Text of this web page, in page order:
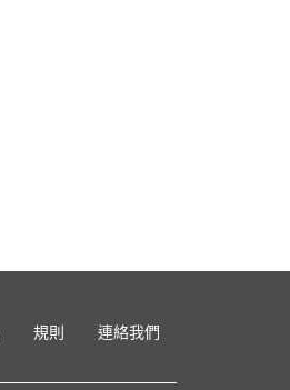
規則 連絡我們